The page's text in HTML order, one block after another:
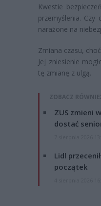
Kwestie
przemyślenia. Czy
narażone na
Zmiana czasu,
Jej zniesienie
tę zmianę z ulgą.
ZOBACZ
ZUS zmieni
dostać
Lidl
początek